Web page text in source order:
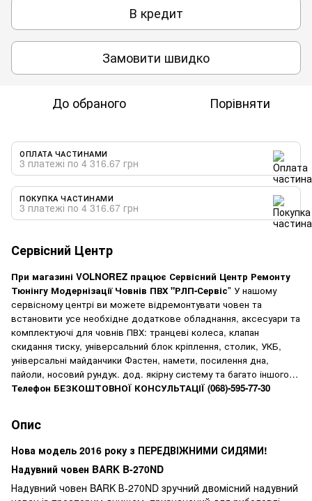
В кредит
Замовити швидко
До обраного Порівняти
ОПЛАТА ЧАСТИНАМИ
3 платежі по 4 316.67 грн
ПОКУПКА ЧАСТИНАМИ
3 платежі по 4 316.67 грн
Сервісний Центр
При магазині VOLNOREZ працює Сервісний Центр Ремонту
Тюнінгу Модернізації Човнів ПВХ "РЛП-Сервіс" У нашому
сервісному центрі ви можете відремонтувати човен та
встановити усе необхідне додаткове обладнання, аксесуари та
комплектуючі для човнів ПВХ: транцеві колеса, клапан
скидання тиску, універсальний блок кріплення, столик, УКБ,
універсальні майданчики Фастен, намети, посилення дна,
пайоли, носовий рундук. дод. якірну систему та багато іншого…
Телефон БЕЗКОШТОВНОЇ КОНСУЛЬТАЦІЇ (068)-595-77-30
Опис
Нова модель 2016 року з ПЕРЕДВІЖНИМИ СИДЯМИ!
Надувний човен BARK B-270ND
Надувний човен BARK В-270ND зручний двомісний надувний